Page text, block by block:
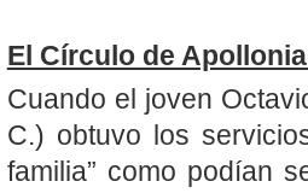
El Círculo de
Cuando el joven
C.) obtuvo los
familia” como podían